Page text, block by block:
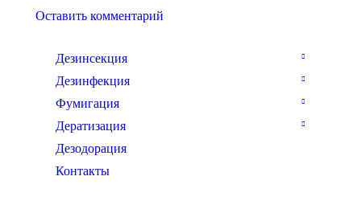
Оставить комментарий
Дезинсекция
Дезинфекция
Фумигация
Дератизация
Дезодорация
Контакты